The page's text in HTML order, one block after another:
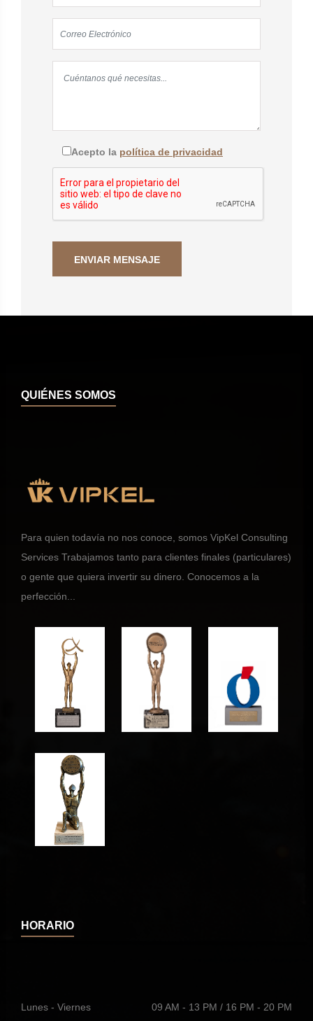
Acepto la política de privacidad
QUIÉNES SOMOS
Para quien todavía no nos conoce, somos VipKel Consulting
Services Trabajamos tanto para clientes finales (particulares)
o gente que quiera invertir su dinero. Conocemos a la
perfección...
HORARIO
Lunes - Viernes 09 AM - 13 PM / 16 PM - 20 PM